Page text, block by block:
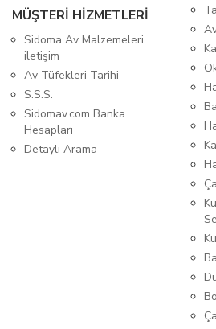
MÜŞTERİ HİZMETLERİ
Sidoma Av Malzemeleri
iletişim
Av Tüfekleri Tarihi
S.S.S.
Sidomav.com Banka
Hesapları
Detaylı Arama